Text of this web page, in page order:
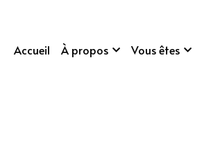
Accueil À propos
Vous êtes